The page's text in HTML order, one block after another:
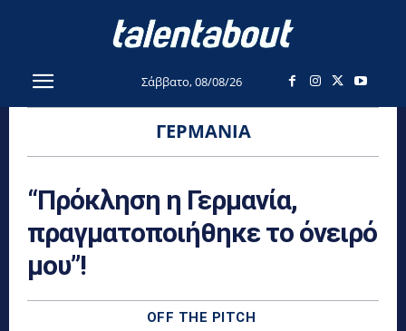
Σάββατο, 08/08/26
ΓΕΡΜΑΝΊΑ
“Πρόκληση η Γερμανία,
πραγματοποιήθηκε το όνειρό
μου”!
OFF THE PITCH